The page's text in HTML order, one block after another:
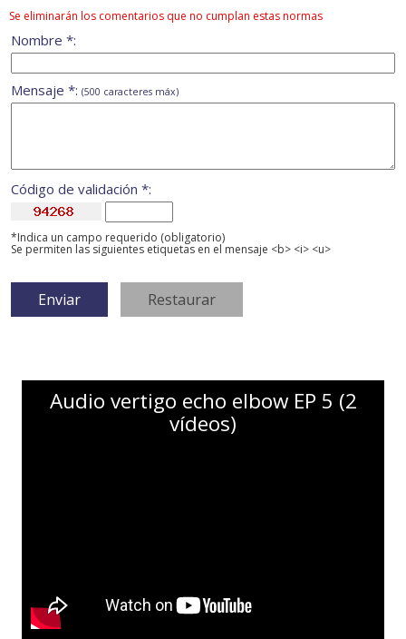
Se eliminarán los comentarios que no cumplan estas normas
Nombre *:
Mensaje *: (500 caracteres máx)
Código de validación *:
*Indica un campo requerido (obligatorio)
Se permiten las siguientes etiquetas en el mensaje <b> <i> <u>
Audio vertigo echo elbow EP 5 (2
vídeos)